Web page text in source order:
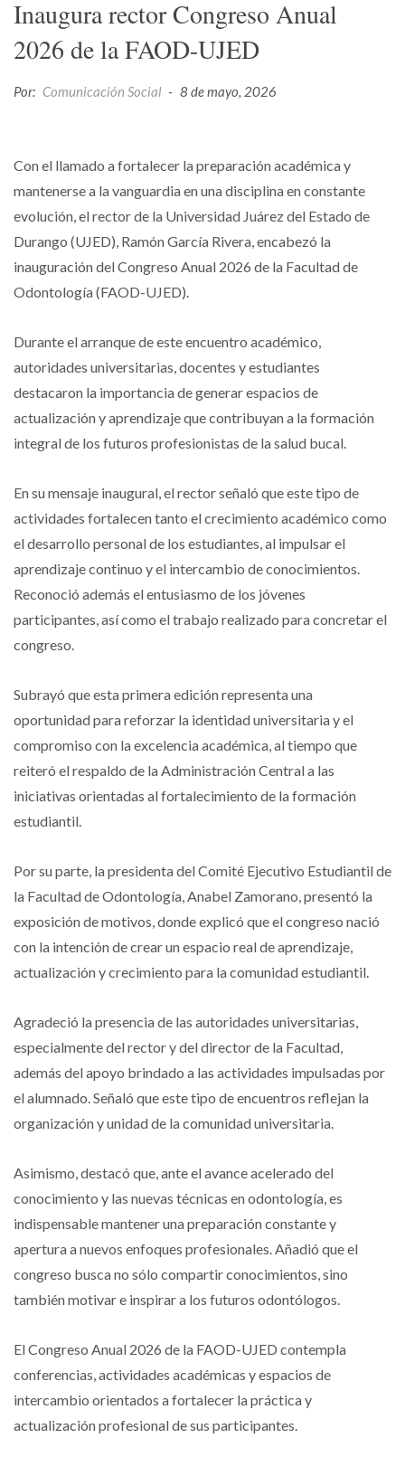
Inaugura rector Congreso Anual
2026 de la FAOD-UJED
Por: Comunicación Social - 8 de mayo, 2026
Con el llamado a fortalecer la preparación académica y
mantenerse a la vanguardia en una disciplina en constante
evolución, el rector de la Universidad Juárez del Estado de
Durango (UJED), Ramón García Rivera, encabezó la
inauguración del Congreso Anual 2026 de la Facultad de
Odontología (FAOD-UJED).
Durante el arranque de este encuentro académico,
autoridades universitarias, docentes y estudiantes
destacaron la importancia de generar espacios de
actualización y aprendizaje que contribuyan a la formación
integral de los futuros profesionistas de la salud bucal.
En su mensaje inaugural, el rector señaló que este tipo de
actividades fortalecen tanto el crecimiento académico como
el desarrollo personal de los estudiantes, al impulsar el
aprendizaje continuo y el intercambio de conocimientos.
Reconoció además el entusiasmo de los jóvenes
participantes, así como el trabajo realizado para concretar el
congreso.
Subrayó que esta primera edición representa una
oportunidad para reforzar la identidad universitaria y el
compromiso con la excelencia académica, al tiempo que
reiteró el respaldo de la Administración Central a las
iniciativas orientadas al fortalecimiento de la formación
estudiantil.
Por su parte, la presidenta del Comité Ejecutivo Estudiantil de
la Facultad de Odontología, Anabel Zamorano, presentó la
exposición de motivos, donde explicó que el congreso nació
con la intención de crear un espacio real de aprendizaje,
actualización y crecimiento para la comunidad estudiantil.
Agradeció la presencia de las autoridades universitarias,
especialmente del rector y del director de la Facultad,
además del apoyo brindado a las actividades impulsadas por
el alumnado. Señaló que este tipo de encuentros reflejan la
organización y unidad de la comunidad universitaria.
Asimismo, destacó que, ante el avance acelerado del
conocimiento y las nuevas técnicas en odontología, es
indispensable mantener una preparación constante y
apertura a nuevos enfoques profesionales. Añadió que el
congreso busca no sólo compartir conocimientos, sino
también motivar e inspirar a los futuros odontólogos.
El Congreso Anual 2026 de la FAOD-UJED contempla
conferencias, actividades académicas y espacios de
intercambio orientados a fortalecer la práctica y
actualización profesional de sus participantes.